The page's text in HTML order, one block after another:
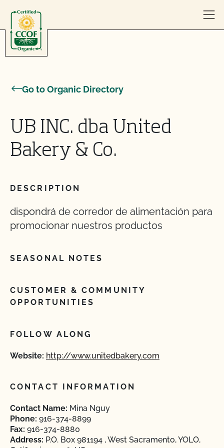
Go to Organic Directory
UB INC. dba United
Bakery & Co.
DESCRIPTION
dispondrá de corredor de alimentación para
promocionar nuestros productos
SEASONAL NOTES
CUSTOMER & COMMUNITY
OPPORTUNITIES
FOLLOW ALONG
Website: http://www.unitedbakery.com
CONTACT INFORMATION
Contact Name: Mina Nguy
Phone: 916-374-8899
Fax: 916-374-8880
Address: P.O. Box 981194 , West Sacramento, YOLO,